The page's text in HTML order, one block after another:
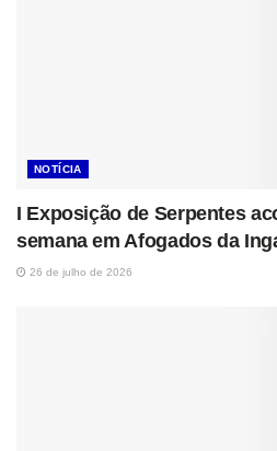
NOTÍCIA
I Exposição de Serpentes
semana em Afogados da
26 de julho de 2026